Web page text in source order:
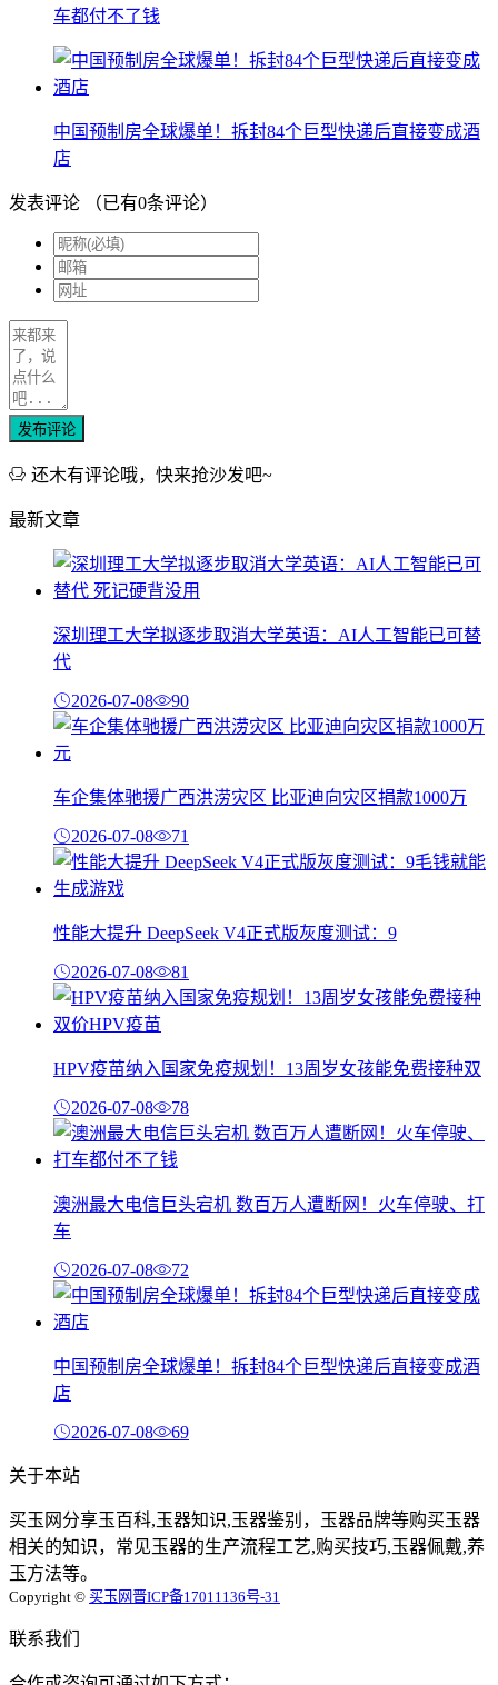
车都付不了钱
中国预制房全球爆单！拆封84个巨型快递后直接变成酒
店
发表评论 （已有0条评论）
发布评论
还木有评论哦，快来抢沙发吧~
最新文章
深圳理工大学拟逐步取消大学英语：AI人工智能已可替
代
2026-07-08 90
车企集体驰援广西洪涝灾区 比亚迪向灾区捐款1000万
2026-07-08 71
性能大提升 DeepSeek V4正式版灰度测试：9
2026-07-08 81
HPV疫苗纳入国家免疫规划！13周岁女孩能免费接种双
2026-07-08 78
澳洲最大电信巨头宕机 数百万人遭断网！火车停驶、打
车
2026-07-08 72
中国预制房全球爆单！拆封84个巨型快递后直接变成酒
店
2026-07-08 69
关于本站
买玉网分享玉百科,玉器知识,玉器鉴别，玉器品牌等购买玉器
相关的知识，常见玉器的生产流程工艺,购买技巧,玉器佩戴,养
玉方法等。
Copyright © 买玉网晋ICP备17011136号-31
联系我们